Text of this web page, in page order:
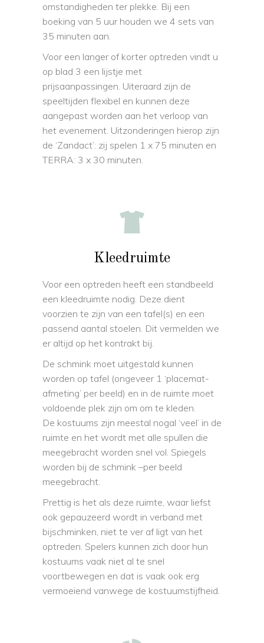
omstandigheden ter plekke. Bij een
boeking van 5 uur houden we 4 sets van
35 minuten aan.
Voor een langer of korter optreden vindt u
op blad 3 een lijstje met
prijsaanpassingen. Uiteraard zijn de
speeltijden flexibel en kunnen deze
aangepast worden aan het verloop van
het evenement. Uitzonderingen hierop zijn
de ‘Zandact’: zij spelen 1 x 75 minuten en
TERRA: 3 x 30 minuten.
Kleedruimte
Voor een optreden heeft een standbeeld
een kleedruimte nodig. Deze dient
voorzien te zijn van een tafel(s) en een
passend aantal stoelen. Dit vermelden we
er altijd op het kontrakt bij.
De schmink moet uitgestald kunnen
worden op tafel (ongeveer 1 ‘placemat-
afmeting’ per beeld) en in de ruimte moet
voldoende plek zijn om om te kleden.
De kostuums zijn meestal nogal ‘veel’ in de
ruimte en het wordt met alle spullen die
meegebracht worden snel vol. Spiegels
worden bij de schmink –per beeld
meegebracht.
Prettig is het als deze ruimte, waar liefst
ook gepauzeerd wordt in verband met
bijschminken, niet te ver af ligt van het
optreden. Spelers kunnen zich door hun
kostuums vaak niet al te snel
voortbewegen en dat is vaak ook erg
vermoeiend vanwege de kostuumstijfheid.